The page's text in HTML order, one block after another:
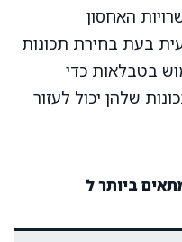
האחסון
בעת בחירת תכונות
בטבלאות כדי
שלהן יכול לעזור
ביותר ל